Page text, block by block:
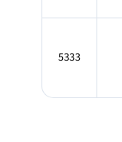
5333